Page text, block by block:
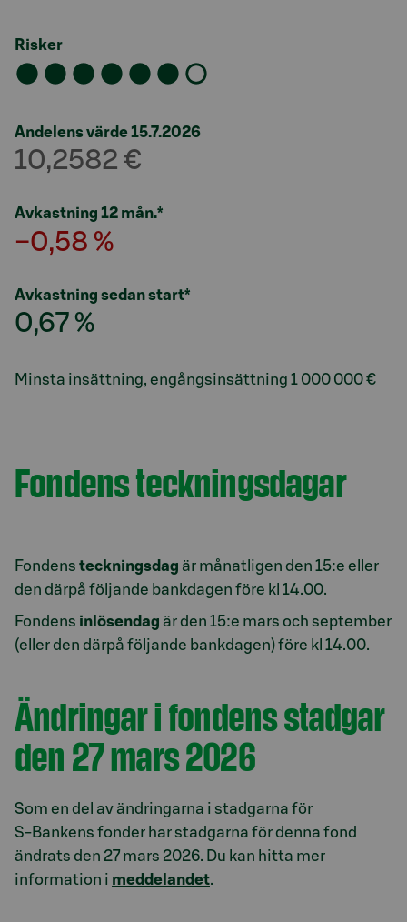
Risker
Andelens värde 15.7.2026
10,2582 €
Avkastning 12 mån.*
−0,58 %
Avkastning sedan start*
0,67 %
Minsta insättning, engångsinsättning 1 000 000 €
Fondens teckningsdagar
Fondens teckningsdag är månatligen den 15:e eller
den därpå följande bankdagen före kl 14.00.
Fondens inlösendag är den 15:e mars och september
(eller den därpå följande bankdagen) före kl 14.00.
Ändringar i fondens stadgar
den 27 mars 2026
Som en del av ändringarna i stadgarna för
S‑Bankens fonder har stadgarna för denna fond
ändrats den 27 mars 2026. Du kan hitta mer
information i meddelandet.